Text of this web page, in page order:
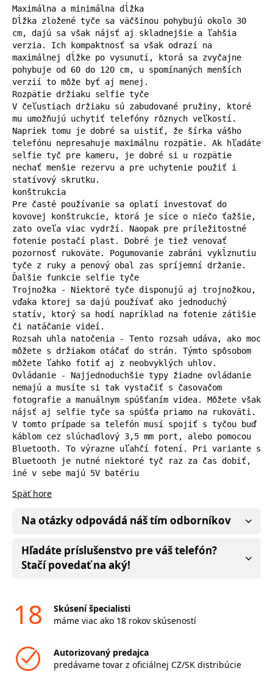
Maximálna a minimálna dĺžka
Dĺžka zložené tyče sa väčšinou pohybujú okolo 30
cm, dajú sa však nájsť aj skladnejšie a ľahšia
verzia. Ich kompaktnosť sa však odrazí na
maximálnej dĺžke po vysunutí, ktorá sa zvyčajne
pohybuje od 60 do 120 cm, u spomínaných menších
verzií to môže byť aj menej.
Rozpätie držiaku selfie tyče
V čeľustiach držiaku sú zabudované pružiny, ktoré
mu umožňujú uchytiť telefóny rôznych veľkostí.
Napriek tomu je dobré sa uistiť, že šírka vášho
telefónu nepresahuje maximálnu rozpätie. Ak hľadáte
selfie tyč pre kameru, je dobré si u rozpätie
nechať menšie rezervu a pre uchytenie použiť i
statívový skrutku.
konštrukcia
Pre časté používanie sa oplatí investovať do
kovovej konštrukcie, ktorá je síce o niečo ťažšie,
zato oveľa viac vydrží. Naopak pre príležitostné
fotenie postačí plast. Dobré je tiež venovať
pozornosť rukoväte. Pogumovanie zabráni vykĺznutiu
tyče z ruky a penový obal zas spríjemní držanie.
Ďalšie funkcie selfie tyče
Trojnožka - Niektoré tyče disponujú aj trojnožkou,
vďaka ktorej sa dajú používať ako jednoduchý
statív, ktorý sa hodí napríklad na fotenie zátišie
či natáčanie videí.
Rozsah uhla natočenia - Tento rozsah udáva, ako moc
môžete s držiakom otáčať do strán. Týmto spôsobom
môžete ľahko fotiť aj z neobvyklých uhlov.
Ovládanie - Najjednoduchšie typy žiadne ovládanie
nemajú a musíte si tak vystačiť s časovačom
fotografie a manuálnym spúšťaním videa. Môžete však
nájsť aj selfie tyče sa spúšťa priamo na rukoväti.
V tomto prípade sa telefón musí spojiť s tyčou buď
káblom cez slúchadlový 3,5 mm port, alebo pomocou
Bluetooth. To výrazne uľahčí fotení. Pri variante s
Bluetooth je nutné niektoré tyč raz za čas dobiť,
iné v sebe majú 5V batériu
Späť hore
Na otázky odpovádá náš tím odborníkov
Hľadáte príslušenstvo pre váš telefón?
Stačí povedať na aký!
18
Skúsení špecialisti
máme viac ako 18 rokov skúseností
Autorizovaný predajca
predávame tovar z oficiálnej CZ/SK distribúcie